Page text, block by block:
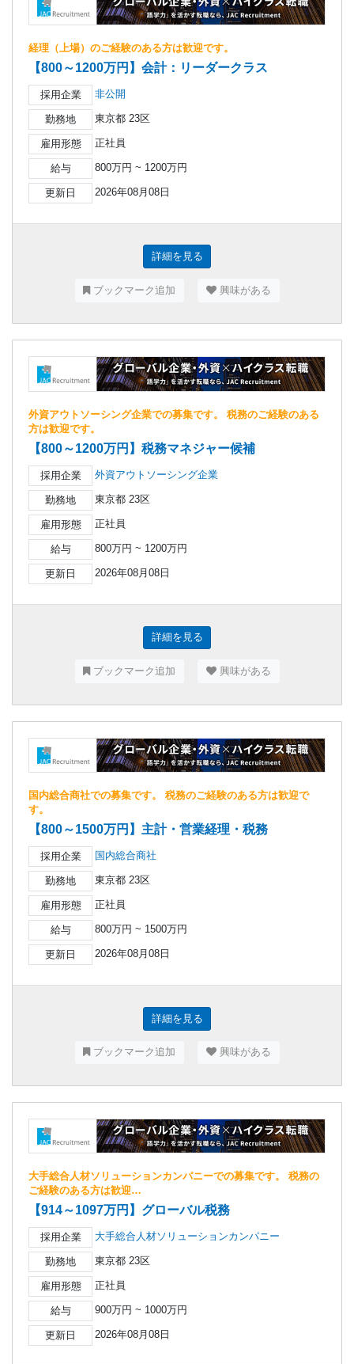
経理（上場）のご経験のある方は歓迎です。
【800～1200万円】会計：リーダークラス
採用企業 非公開
勤務地 東京都 23区
雇用形態 正社員
給与 800万円 ~ 1200万円
更新日 2026年08月08日
詳細を見る
ブックマーク追加 興味がある
外資アウトソーシング企業での募集です。 税務のご経験のある
方は歓迎です。
【800～1200万円】税務マネジャー候補
採用企業 外資アウトソーシング企業
勤務地 東京都 23区
雇用形態 正社員
給与 800万円 ~ 1200万円
更新日 2026年08月08日
詳細を見る
ブックマーク追加 興味がある
国内総合商社での募集です。 税務のご経験のある方は歓迎で
す。
【800～1500万円】主計・営業経理・税務
採用企業 国内総合商社
勤務地 東京都 23区
雇用形態 正社員
給与 800万円 ~ 1500万円
更新日 2026年08月08日
詳細を見る
ブックマーク追加 興味がある
大手総合人材ソリューションカンパニーでの募集です。 税務の
ご経験のある方は歓迎…
【914～1097万円】グローバル税務
採用企業 大手総合人材ソリューションカンパニー
勤務地 東京都 23区
雇用形態 正社員
給与 900万円 ~ 1000万円
更新日 2026年08月08日